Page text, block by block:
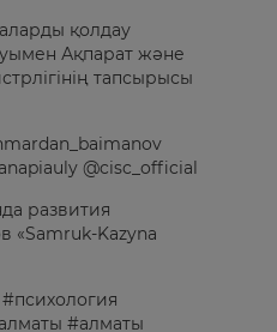
қолдау
Ақпарат және
тапсырысы
@cisc_official
развития
«Samruk-Kazyna
#алматы